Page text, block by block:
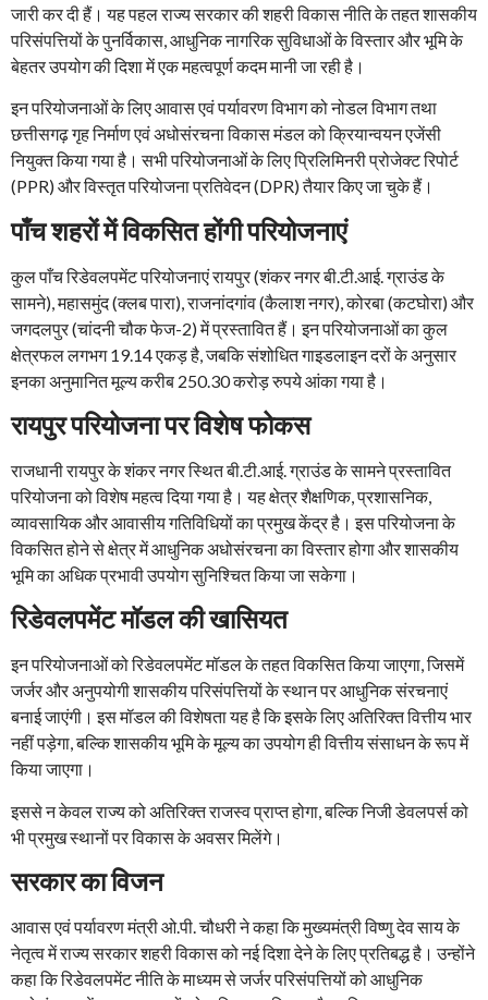
जारी कर दी हैं। यह पहल राज्य सरकार की शहरी विकास नीति के तहत शासकीय
परिसंपत्तियों के पुनर्विकास, आधुनिक नागरिक सुविधाओं के विस्तार और भूमि के
बेहतर उपयोग की दिशा में एक महत्वपूर्ण कदम मानी जा रही है।
इन परियोजनाओं के लिए आवास एवं पर्यावरण विभाग को नोडल विभाग तथा
छत्तीसगढ़ गृह निर्माण एवं अधोसंरचना विकास मंडल को क्रियान्वयन एजेंसी
नियुक्त किया गया है। सभी परियोजनाओं के लिए प्रिलिमिनरी प्रोजेक्ट रिपोर्ट
(PPR) और विस्तृत परियोजना प्रतिवेदन (DPR) तैयार किए जा चुके हैं।
पाँच शहरों में विकसित होंगी परियोजनाएं
कुल पाँच रिडेवलपमेंट परियोजनाएं रायपुर (शंकर नगर बी.टी.आई. ग्राउंड के
सामने), महासमुंद (क्लब पारा), राजनांदगांव (कैलाश नगर), कोरबा (कटघोरा) और
जगदलपुर (चांदनी चौक फेज-2) में प्रस्तावित हैं। इन परियोजनाओं का कुल
क्षेत्रफल लगभग 19.14 एकड़ है, जबकि संशोधित गाइडलाइन दरों के अनुसार
इनका अनुमानित मूल्य करीब 250.30 करोड़ रुपये आंका गया है।
रायपुर परियोजना पर विशेष फोकस
राजधानी रायपुर के शंकर नगर स्थित बी.टी.आई. ग्राउंड के सामने प्रस्तावित
परियोजना को विशेष महत्व दिया गया है। यह क्षेत्र शैक्षणिक, प्रशासनिक,
व्यावसायिक और आवासीय गतिविधियों का प्रमुख केंद्र है। इस परियोजना के
विकसित होने से क्षेत्र में आधुनिक अधोसंरचना का विस्तार होगा और शासकीय
भूमि का अधिक प्रभावी उपयोग सुनिश्चित किया जा सकेगा।
रिडेवलपमेंट मॉडल की खासियत
इन परियोजनाओं को रिडेवलपमेंट मॉडल के तहत विकसित किया जाएगा, जिसमें
जर्जर और अनुपयोगी शासकीय परिसंपत्तियों के स्थान पर आधुनिक संरचनाएं
बनाई जाएंगी। इस मॉडल की विशेषता यह है कि इसके लिए अतिरिक्त वित्तीय भार
नहीं पड़ेगा, बल्कि शासकीय भूमि के मूल्य का उपयोग ही वित्तीय संसाधन के रूप में
किया जाएगा।
इससे न केवल राज्य को अतिरिक्त राजस्व प्राप्त होगा, बल्कि निजी डेवलपर्स को
भी प्रमुख स्थानों पर विकास के अवसर मिलेंगे।
सरकार का विजन
आवास एवं पर्यावरण मंत्री ओ.पी. चौधरी ने कहा कि मुख्यमंत्री विष्णु देव साय के
नेतृत्व में राज्य सरकार शहरी विकास को नई दिशा देने के लिए प्रतिबद्ध है। उन्होंने
कहा कि रिडेवलपमेंट नीति के माध्यम से जर्जर परिसंपत्तियों को आधुनिक